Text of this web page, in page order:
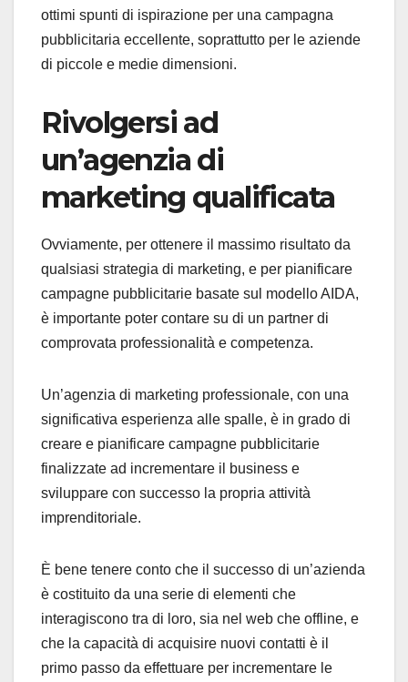
ottimi spunti di ispirazione per una campagna
pubblicitaria eccellente, soprattutto per le aziende
di piccole e medie dimensioni.
Rivolgersi ad
un’agenzia di
marketing qualificata
Ovviamente, per ottenere il massimo risultato da
qualsiasi strategia di marketing, e per pianificare
campagne pubblicitarie basate sul modello AIDA,
è importante poter contare su di un partner di
comprovata professionalità e competenza.
Un’agenzia di marketing professionale, con una
significativa esperienza alle spalle, è in grado di
creare e pianificare campagne pubblicitarie
finalizzate ad incrementare il business e
sviluppare con successo la propria attività
imprenditoriale.
È bene tenere conto che il successo di un’azienda
è costituito da una serie di elementi che
interagiscono tra di loro, sia nel web che offline, e
che la capacità di acquisire nuovi contatti è il
primo passo da effettuare per incrementare le